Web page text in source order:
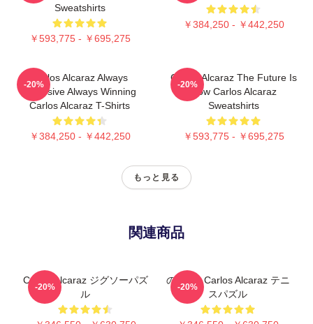
Sweatshirts
￥593,775 - ￥695,275
￥384,250 - ￥442,250
Carlos Alcaraz Always
Explosive Always Winning
Carlos Alcaraz T-Shirts
￥384,250 - ￥442,250
-20%
Carlos Alcaraz The Future Is
Now Carlos Alcaraz
Sweatshirts
￥593,775 - ￥695,275
-20%
もっと見る
関連商品
Carlos Alcaraz ジグソーパズ
ル
-20%
の 2022 Carlos Alcaraz テニ
スパズル
-20%